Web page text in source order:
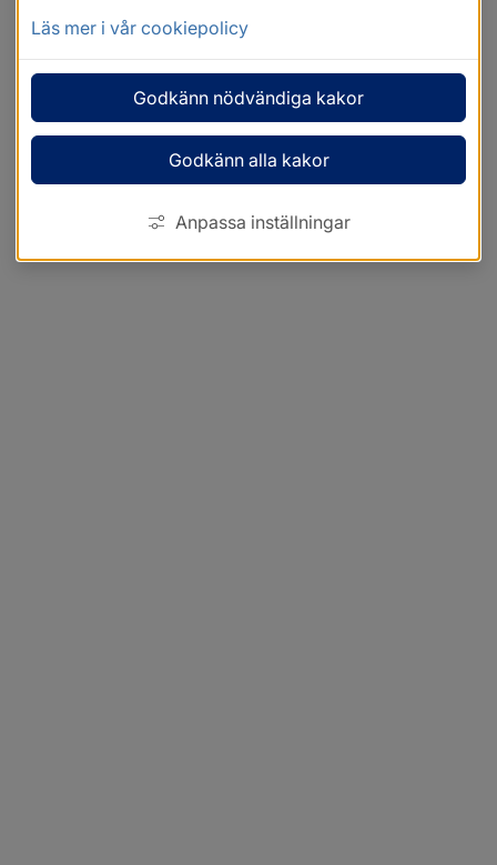
Läs mer i vår cookiepolicy
Godkänn nödvändiga kakor
Godkänn alla kakor
Anpassa inställningar